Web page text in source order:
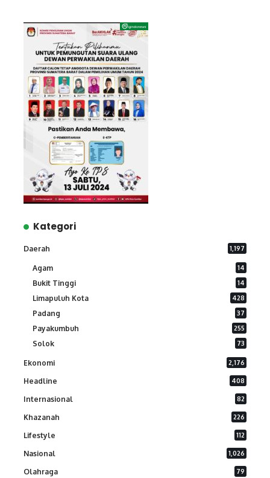
Kategori
Daerah 1,197
Agam 14
Bukit Tinggi 14
Limapuluh Kota 428
Padang 37
Payakumbuh 255
Solok 73
Ekonomi 2,176
Headline 408
Internasional 82
Khazanah 226
Lifestyle 112
Nasional 1,026
Olahraga 79